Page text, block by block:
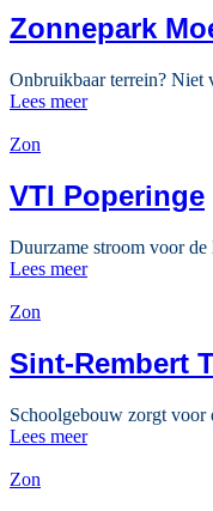
Zonnepark
Onbruikbaar terrein? Niet
Lees meer
Zon
VTI Poperinge
Duurzame stroom voor
Lees meer
Zon
Sint-Rembert
Schoolgebouw zorgt voor
Lees meer
Zon